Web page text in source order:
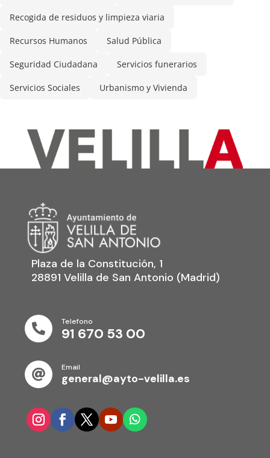
Recogida de residuos y limpieza viaria
Recursos Humanos Salud Pública
Seguridad Ciudadana Servicios funerarios
Servicios Sociales Urbanismo y Vivienda
Plaza de la Constitución, 1
28891 Velilla de San Antonio (Madrid)

Telefono
91 670 53 00

Email
general@ayto-velilla.es